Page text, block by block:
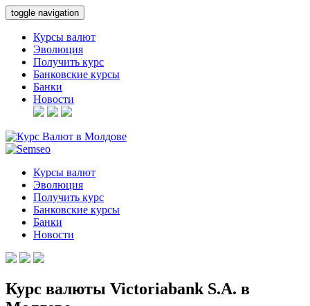
toggle navigation
Курсы валют
Эволюция
Получить курс
Банковские курсы
Банки
Новости
Курсы валют
Эволюция
Получить курс
Банковские курсы
Банки
Новости
Курс валюты Victoriabank S.A. в